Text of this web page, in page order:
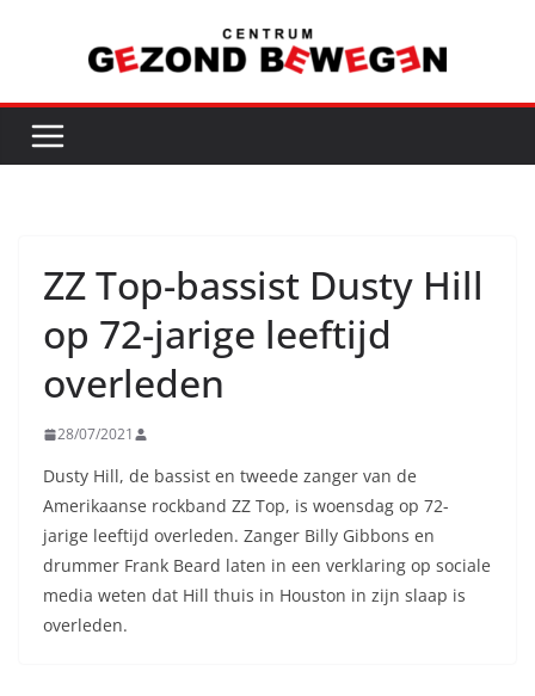
inhoud
ZZ Top-bassist Dusty Hill
op 72-jarige leeftijd
overleden
28/07/2021
Dusty Hill, de bassist en tweede zanger van de
Amerikaanse rockband ZZ Top, is woensdag op 72-
jarige leeftijd overleden. Zanger Billy Gibbons en
drummer Frank Beard laten in een verklaring op sociale
media weten dat Hill thuis in Houston in zijn slaap is
overleden.